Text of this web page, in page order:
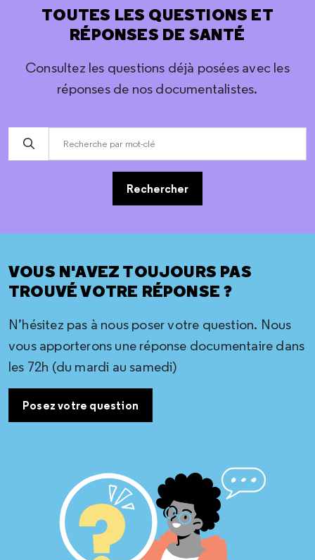
TOUTES LES QUESTIONS ET
RÉPONSES DE SANTÉ
Consultez les questions déjà posées avec les
réponses de nos documentalistes.
Rechercher
VOUS N'AVEZ TOUJOURS PAS
TROUVÉ VOTRE RÉPONSE ?
N’hésitez pas à nous poser votre question. Nous
vous apporterons une réponse documentaire dans
les 72h (du mardi au samedi)
Posez votre question